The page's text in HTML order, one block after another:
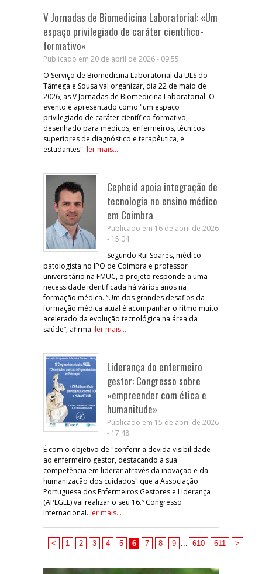
V Jornadas de Biomedicina Laboratorial: «Um
espaço privilegiado de caráter científico-
formativo»
Publicado em 20 de abril de 2026 - 09:55
O Serviço de Biomedicina Laboratorial da ULS do
Tâmega e Sousa vai organizar, dia 22 de maio de
2026, as V Jornadas de Biomedicina Laboratorial. O
evento é apresentado como "um espaço
privilegiado de caráter científico-formativo,
desenhado para médicos, enfermeiros, técnicos
superiores de diagnóstico e terapêutica, e
estudantes". ler mais...
Cepheid apoia integração de
tecnologia no ensino médico
em Coimbra
Publicado em 16 de abril de 2026
- 15:04
Segundo Rui Soares, médico
patologista no IPO de Coimbra e professor
universitário na FMUC, o projeto responde a uma
necessidade identificada há vários anos na
formação médica. “Um dos grandes desafios da
formação médica atual é acompanhar o ritmo muito
acelerado da evolução tecnológica na área da
saúde”, afirma. ler mais...
Liderança do enfermeiro
gestor: Congresso sobre
«empreender com ética e
humanitude»
Publicado em 15 de abril de 2026
- 17:48
É com o objetivo de "conferir a devida visibilidade
ao enfermeiro gestor, destacando a sua
competência em liderar através da inovação e da
humanização dos cuidados" que a Associação
Portuguesa dos Enfermeiros Gestores e Liderança
(APEGEL) vai realizar o seu 16.º Congresso
Internacional. ler mais...
< 1 2 3 4 5 6 7 8 9 610 611 >